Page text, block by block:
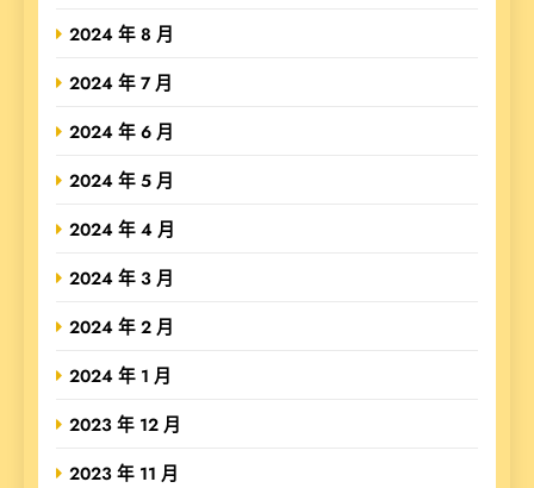
2024 年 8 月
2024 年 7 月
2024 年 6 月
2024 年 5 月
2024 年 4 月
2024 年 3 月
2024 年 2 月
2024 年 1 月
2023 年 12 月
2023 年 11 月